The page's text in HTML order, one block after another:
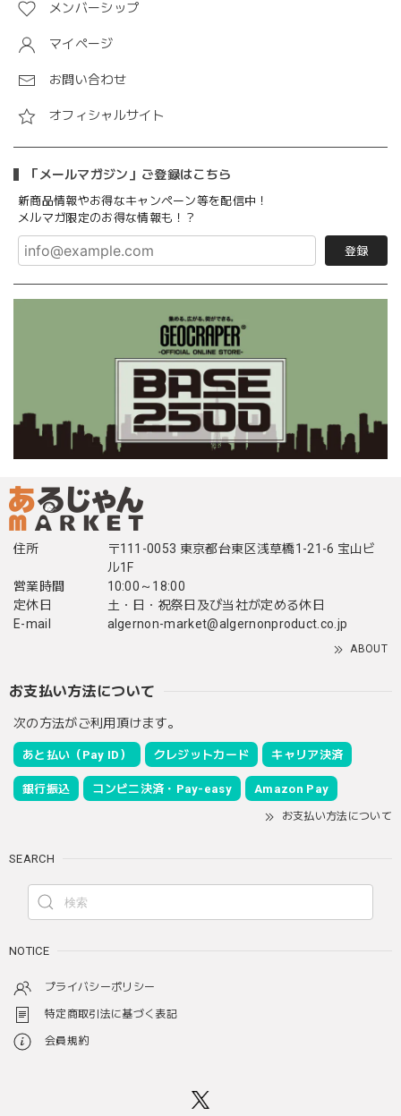
メンバーシップ
マイページ
お問い合わせ
オフィシャルサイト
「メールマガジン」ご登録はこちら
新商品情報やお得なキャンペーン等を配信中！
メルマガ限定のお得な情報も！？
登録
住所
〒111-0053 東京都台東区浅草橋1-21-6 宝山ビ
ル1F
営業時間
10:00～18:00
定休日
土・日・祝祭日及び当社が定める休日
E-mail
algernon-market@algernonproduct.co.jp
ABOUT
お支払い方法について
次の方法がご利用頂けます。
あと払い（Pay ID） クレジットカード キャリア決済
銀行振込 コンビニ決済・Pay-easy Amazon Pay
お支払い方法について
SEARCH
NOTICE
プライバシーポリシー
特定商取引法に基づく表記
会員規約